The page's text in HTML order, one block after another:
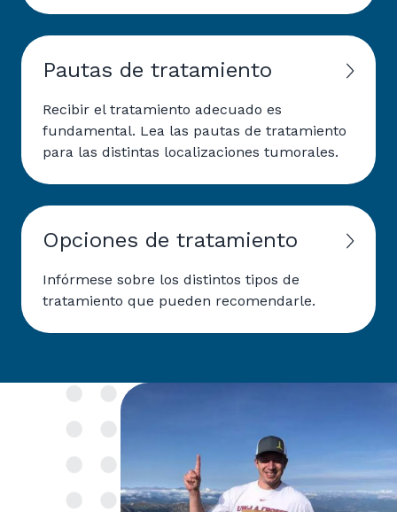
Pautas de tratamiento
Recibir el tratamiento adecuado es
fundamental. Lea las pautas de tratamiento
para las distintas localizaciones tumorales.
Opciones de tratamiento
Infórmese sobre los distintos tipos de
tratamiento que pueden recomendarle.